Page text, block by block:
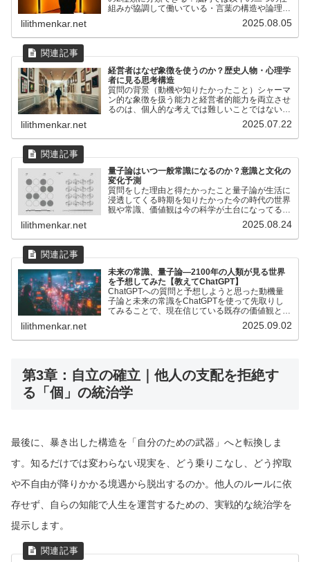
組みが協調して働いている・言葉の構造や論理性
を処理する「形式的・統語的システム」・記憶や
経験・情動に基づく「意味ネットワーク」上記の
二つは対立というより...
lilithmenkar.net 2025.08.05
経営者はなぜ象徴を使うのか？歴史人物・心理学
者に見る思考構造
質問の背景（動機や知りたかったこと）シャーマ
ン的な象徴を扱う能力と経営者的能力を両立させ
るのは、個人的な考えでは難しいことではないか
と思った（一般的にどちらかを正しいとすること
が多いと思う）2025年7月13日『現実思索（脳の
大規模ネットワ...
lilithmenkar.net 2025.07.22
量子論はいつ一般常識になるのか？意識と文化の
変化予測
質問をした理由と得たかったこと量子論が生活に
浸透してくる時期を知りたかった今の時代の世界
観や常識、価値観は今の科学が土台になってるけ
ど、量子論が土台になった時の世界観や価値観、
人間の考えがどう変化するのかについて知りたか
った人間が、旧来の科...
lilithmenkar.net 2025.08.24
未来の常識、量子論―2100年の人類が見る世界
を予想してみた【教えてChatGPT】
ChatGPTへの質問と予想しようと思った動機量
子論と未来の常識をChatGPTを使って先取りし
てみることで、現在信じている既存の価値観と常
識とは異なる視点を持とうという試み。また、今
信じている常識は100年後常識とは限らないとい
う感覚を擬...
lilithmenkar.net 2025.09.02
第3章：自立の確立｜他人の支配を拒絶す
る「個」の統治学
最後に、暴き出した構造を「自分のための武器」へと転換しま
す。知るだけでは変わらない現実を、どう乗りこなし、どう搾取
や不自由が降りかかる境遇から脱出するのか。他人のルールに依
存せず、自らの知能で人生を運営するための、実戦的な統治学を
提示します。